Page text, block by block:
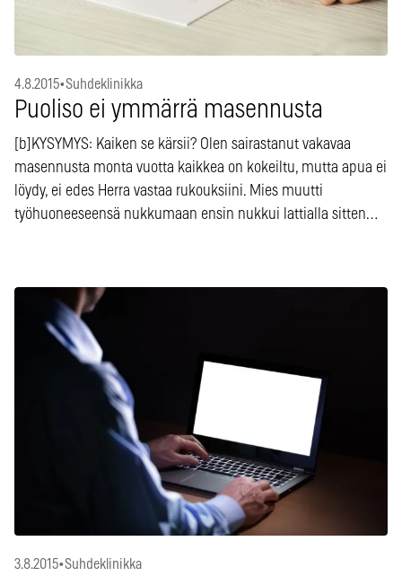
4.8.2015•Suhdeklinikka
Puoliso ei ymmärrä masennusta
[b]KYSYMYS: Kaiken se kärsii? Olen sairastanut vakavaa
masennusta monta vuotta kaikkea on kokeiltu, mutta apua ei
löydy, ei edes Herra vastaa rukouksiini. Mies muutti
työhuoneeseensä nukkumaan ensin nukkui lattialla sitten…
3.8.2015•Suhdeklinikka